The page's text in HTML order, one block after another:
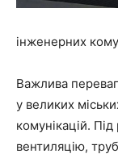
інженерних
Важлива
у великих
комунікацій.
вентиляцію,